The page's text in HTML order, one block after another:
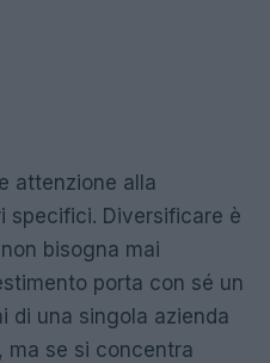
attenzione alla
specifici. Diversificare è
bisogna mai
porta con sé un
di una singola azienda
ma se si concentra